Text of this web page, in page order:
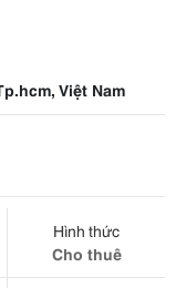
Việt Nam
Hình thức
Cho thuê